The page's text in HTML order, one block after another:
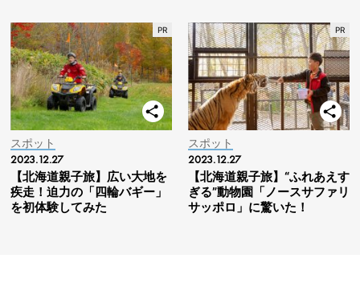
スポット
2023.12.27
【北海道親子旅】広い大地を
疾走！迫力の「四輪バギー」
を初体験してみた
スポット
2023.12.27
【北海道親子旅】“ふれあえす
ぎる”動物園「ノースサファリ
サッポロ」に驚いた！